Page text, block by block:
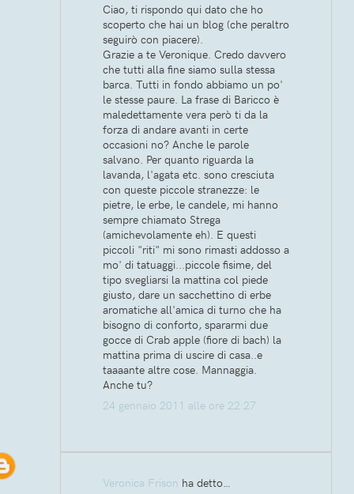
Ciao, ti rispondo qui dato che ho
scoperto che hai un blog (che peraltro
seguirò con piacere).
Grazie a te Veronique. Credo davvero
che tutti alla fine siamo sulla stessa
barca. Tutti in fondo abbiamo un po'
le stesse paure. La frase di Baricco è
maledettamente vera però ti da la
forza di andare avanti in certe
occasioni no? Anche le parole
salvano. Per quanto riguarda la
lavanda, l'agata etc. sono cresciuta
con queste piccole stranezze: le
pietre, le erbe, le candele, mi hanno
sempre chiamato Strega
(amichevolamente eh). E questi
piccoli "riti" mi sono rimasti addosso a
mo' di tatuaggi...piccole fisime, del
tipo svegliarsi la mattina col piede
giusto, dare un sacchettino di erbe
aromatiche all'amica di turno che ha
bisogno di conforto, spararmi due
gocce di Crab apple (fiore di bach) la
mattina prima di uscire di casa..e
taaaante altre cose. Mannaggia.
Anche tu?
24 gennaio 2011 alle ore 22:27
Veronica Frison ha detto…